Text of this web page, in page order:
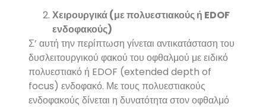
Χειρουργικά (με πολυεστιακούς ή EDOF
ενδοφακούς)
Σ’ αυτή την περίπτωση γίνεται αντικατάσταση του
δυσλειτουργικού φακού του οφθαλμού με ειδικό
πολυεστιακό ή EDOF (extended depth of
focus) ενδοφακό. Με τους πολυεστιακούς
ενδοφακούς δίνεται η δυνατότητα στον οφθαλμό